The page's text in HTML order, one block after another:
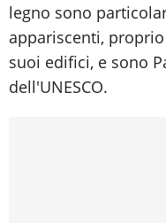
legno sono
appariscenti,
suoi edifici, e sono
dell'UNESCO.